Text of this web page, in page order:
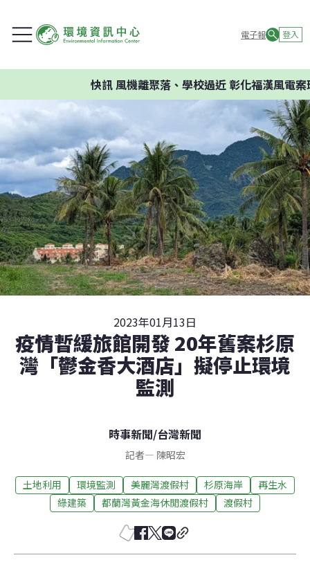
電子報 登入
風機離聚落、學校過近 彰化福漢風電案環委
2023年01月13日
疫情暫緩旅館開發 20年舊案杉原
灣「鬱金香大酒店」擬停止環境
監測
時事新聞/台灣新聞
記者— 陳昭宏
土地利用 環境監測 美麗灣渡假村 杉原海岸
再生水
綠建築
都蘭灣黃金海休閒渡假村 渡假村